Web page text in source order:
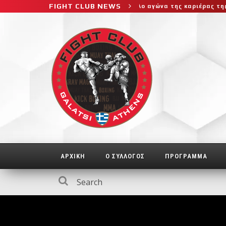
FIGHT CLUB NEWS
μεγαλύτερο και πιο δύσκολο αγώνα της καριέρας της,
ΑΡΧΙΚΗ Ο ΣΥΛΛΟΓΟΣ ΠΡΟΓΡΑΜΜΑ